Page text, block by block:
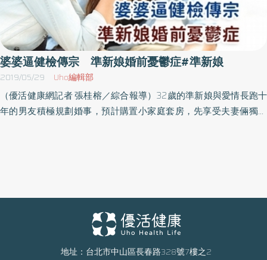
婆婆逼健檢傳宗 準新娘婚前憂鬱症#準新娘
2019/05/29 Uho編輯部
（優活健康網記者 張桂榕／綜合報導）32歲的準新娘與愛情長跑十
年的男友積極規劃婚事，預計購置小家庭套房，先享受夫妻倆獨處
思做就沒事了」，要求自己女友以忍耐對待自己的媽媽，且默許事
件的發生。孤立無援的準新娘因此食不下嚥、夜不成眠，面對婚禮
籌備變得消極，也排斥他人對結婚的祝福，常常沒來由的暴怒或大
地址：台北市中山區長春路328號7樓之2